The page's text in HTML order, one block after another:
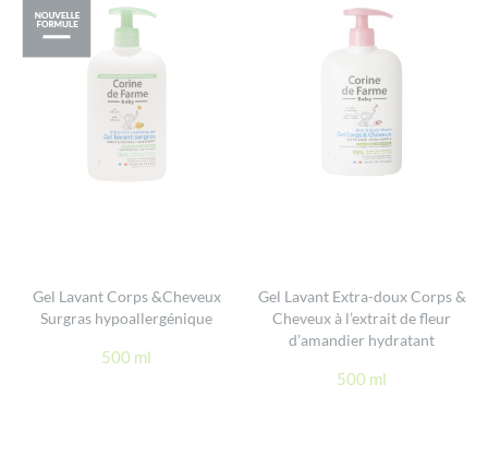
Gel Lavant Corps &Cheveux
Surgras hypoallergénique
500 ml
Gel Lavant Extra-doux Corps &
Cheveux à l’extrait de fleur
d’amandier hydratant
500 ml